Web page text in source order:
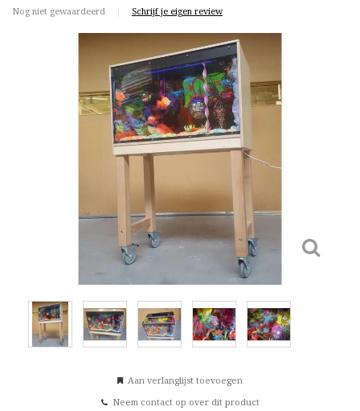
Nog niet gewaardeerd | Schrijf je eigen review
Aan verlanglijst toevoegen
Neem contact op over dit product